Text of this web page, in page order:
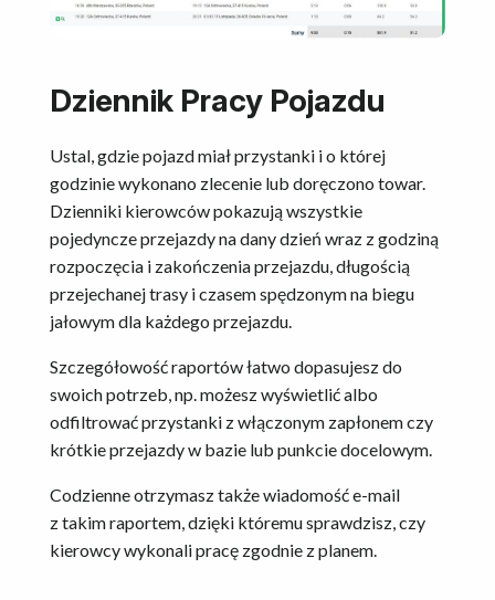
Dziennik Pracy Pojazdu
Ustal, gdzie pojazd miał przystanki i o której
godzinie wykonano zlecenie lub doręczono towar.
Dzienniki kierowców pokazują wszystkie
pojedyncze przejazdy na dany dzień wraz z godziną
rozpoczęcia i zakończenia przejazdu, długością
przejechanej trasy i czasem spędzonym na biegu
jałowym dla każdego przejazdu.
Szczegółowość raportów łatwo dopasujesz do
swoich potrzeb, np. możesz wyświetlić albo
odfiltrować przystanki z włączonym zapłonem czy
krótkie przejazdy w bazie lub punkcie docelowym.
Codzienne otrzymasz także wiadomość e-mail
z takim raportem, dzięki któremu sprawdzisz, czy
kierowcy wykonali pracę zgodnie z planem.